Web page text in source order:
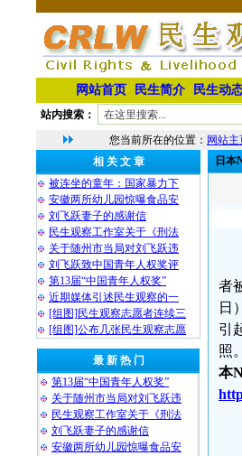
网站首页 民生简介 民生动
站内搜索：
您当前所在的位置： 网站主
相 关 文 章
被连坐的童年：国家暴力下
安徽两所幼儿园惊曝食品安
刘飞跃妻子的感谢信
民生观察工作室关于《刑法
关于随州市当局对刘飞跃违
刘飞跃致中国青年人权奖评
第13届“中国青年人权奖”
近期媒体引述民生观察的一
[组图]民生观察志愿者连续三
[组图]公布几张民生观察志愿
最 新 热 门
第13届“中国青年人权奖”
关于随州市当局对刘飞跃违
民生观察工作室关于《刑法
刘飞跃妻子的感谢信
安徽两所幼儿园惊曝食品安
日本
者
日
引
照
本